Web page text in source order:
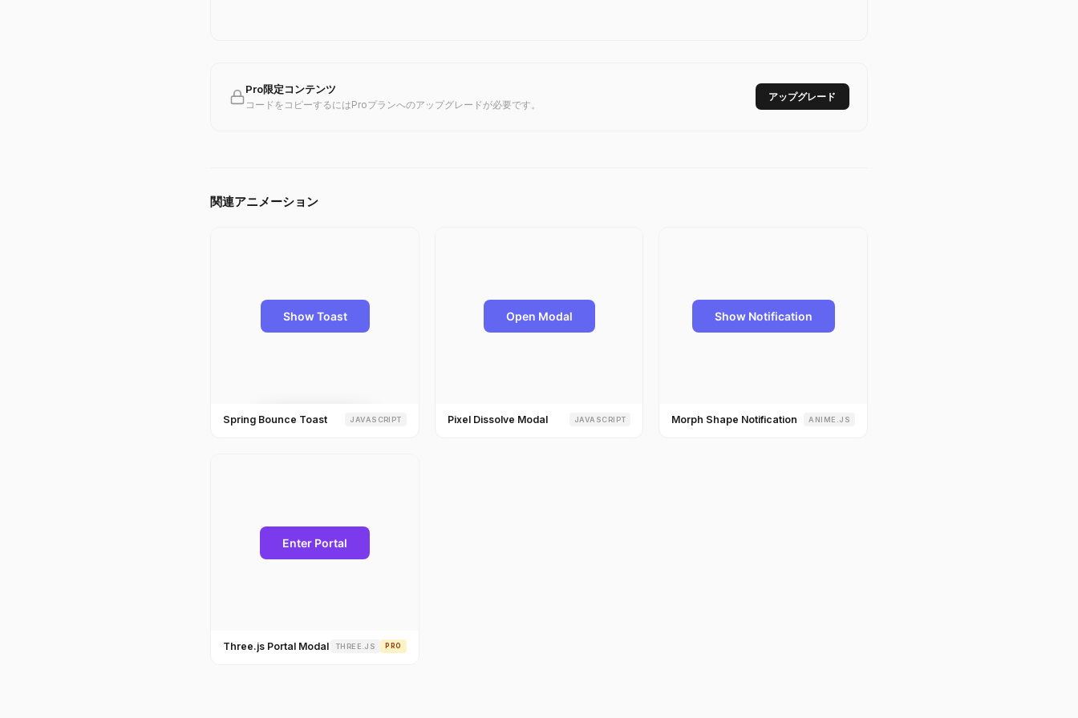
Pro限定コンテンツ
コードをコピーするにはProプランへのアップグレードが必要です。
アップグレード
関連アニメーション
Spring Bounce Toast JAVASCRIPT Pixel Dissolve Modal JAVASCRIPT Morph Shape Notification ANIME.JS
Three.js Portal Modal THREE.JS PRO